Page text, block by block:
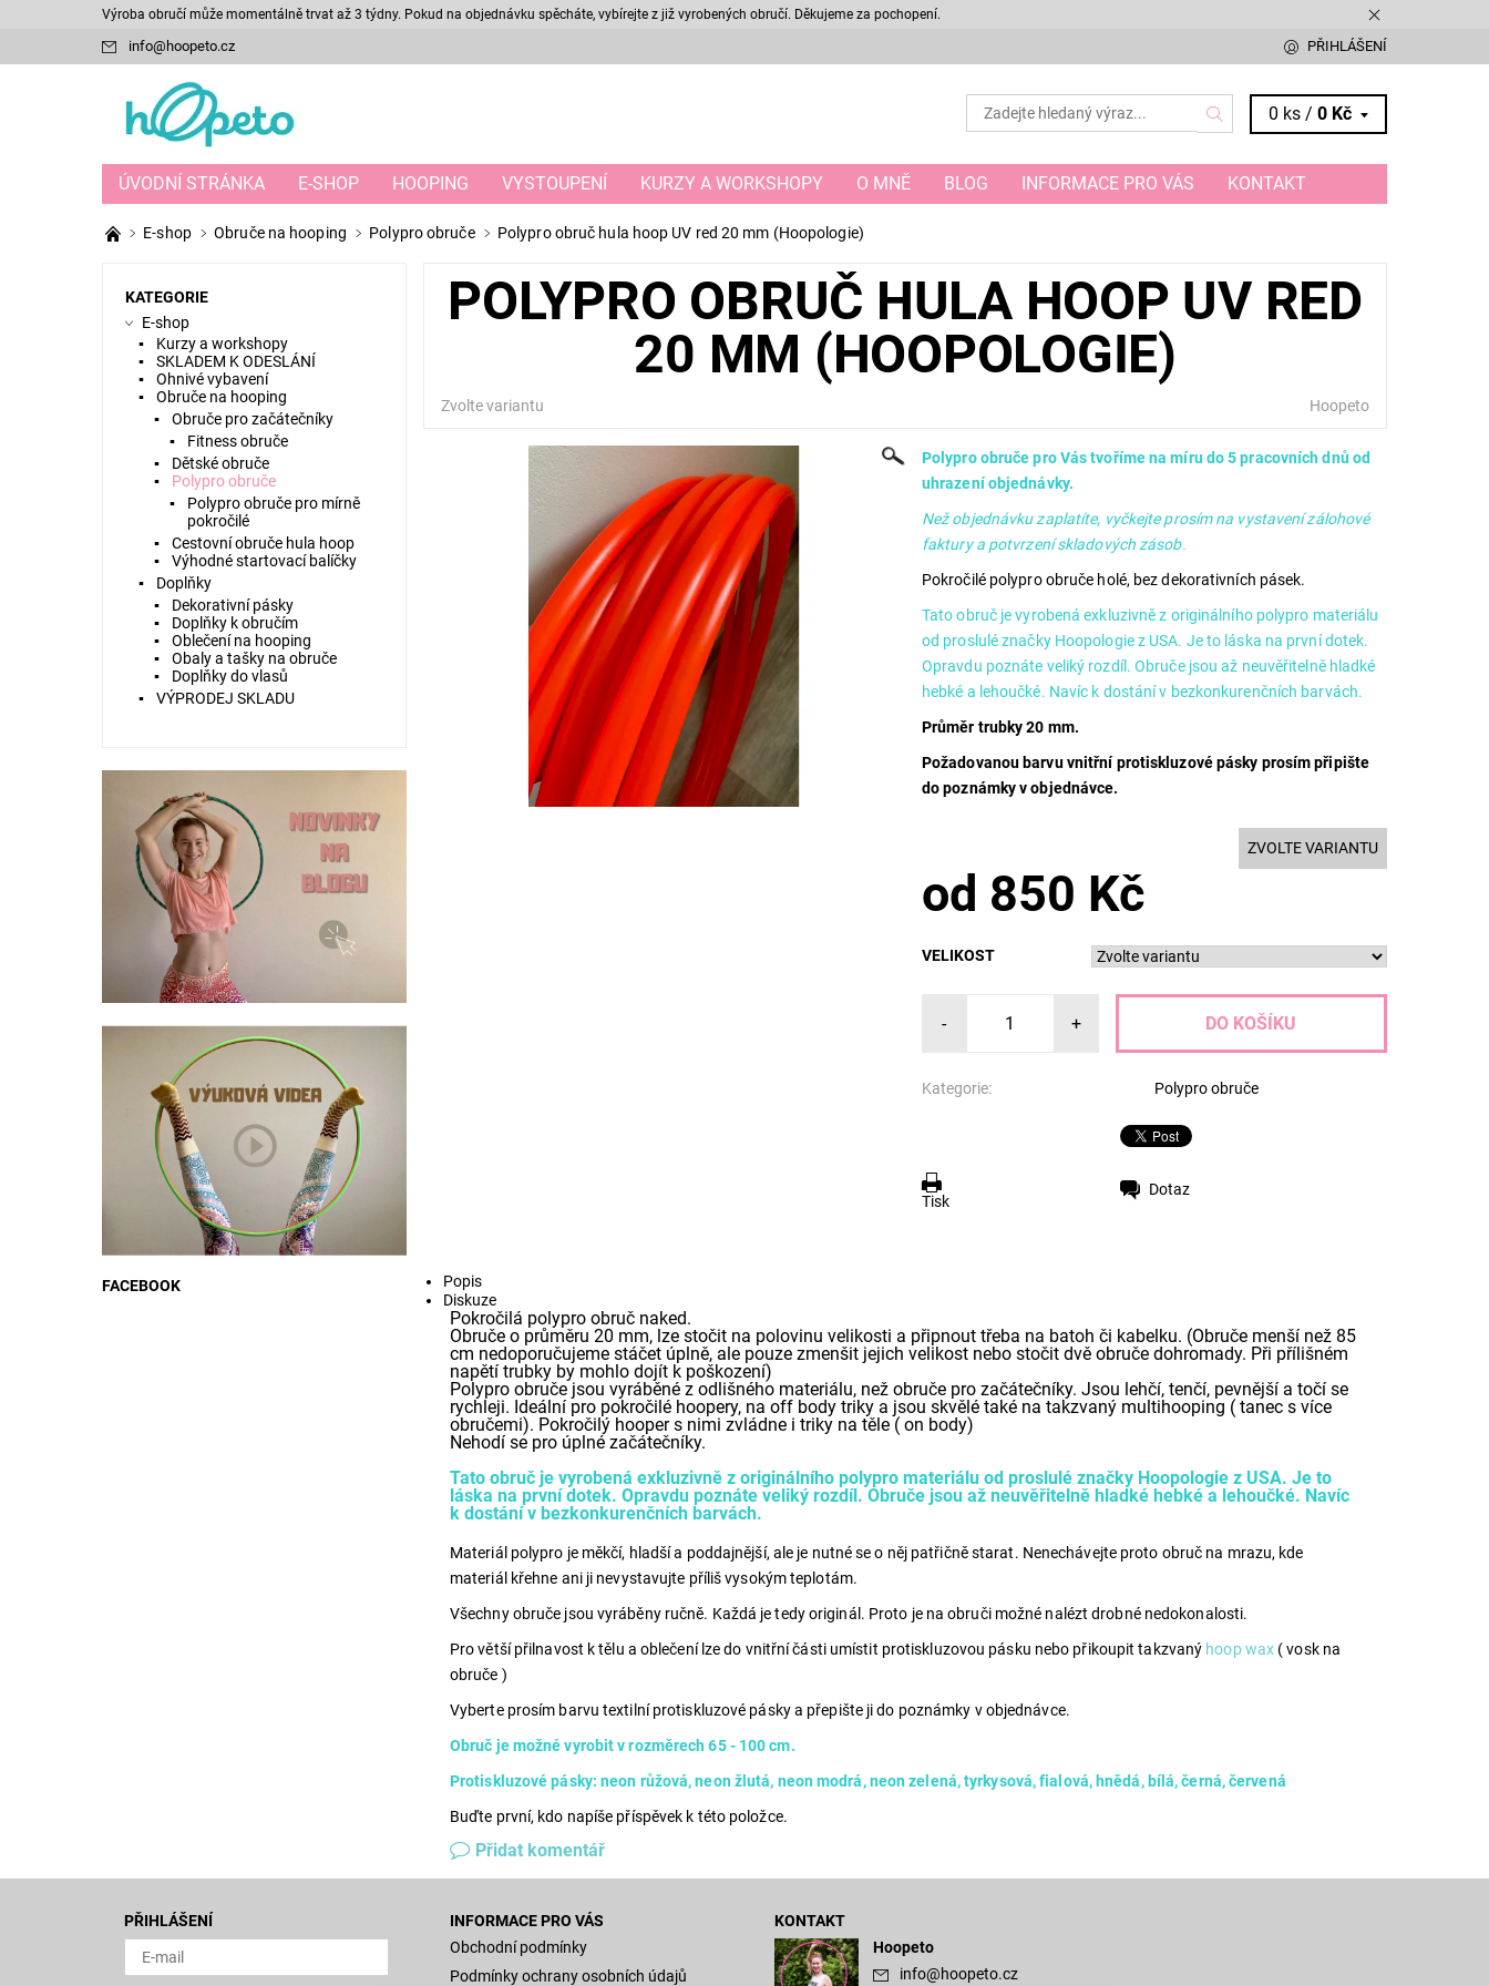
Výroba obručí může momentálně trvat až 3 týdny. Pokud na objednávku spěcháte, vybírejte z již vyrobených obručí. Děkujeme za pochopení.
info@ hoopeto.cz PŘIHLÁŠENÍ
0 ks /0 Kč
ÚVODNÍ STRÁNKA E-SHOP HOOPING VYSTOUPENÍ KURZY A WORKSHOPY O MNĚ BLOG INFORMACE PRO VÁS KONTAKT
E-shop Obruče na hooping Polypro obruče Polypro obruč hula hoop UV red 20 mm (Hoopologie)
POLYPRO OBRUČ HULA HOOP UV RED
20 MM (HOOPOLOGIE)
Zvolte variantu Hoopeto
Polypro obruče pro Vás tvoříme na míru do 5 pracovních dnů od
uhrazení objednávky.
Než objednávku zaplatíte, vyčkejte prosím na vystavení zálohové
faktury a potvrzení skladových zásob.
Pokročilé polypro obruče holé, bez dekorativních pásek.
Tato obruč je vyrobená exkluzivně z originálního polypro materiálu
od proslulé značky Hoopologie z USA. Je to láska na první dotek.
Opravdu poznáte veliký rozdíl. Obruče jsou až neuvěřitelně hladké
hebké a lehoučké. Navíc k dostání v bezkonkurenčních barvách.
Průměr trubky 20 mm.
Požadovanou barvu vnitřní protiskluzové pásky prosím připište
do poznámky v objednávce.
ZVOLTE VARIANTU
od 850 Kč
VELIKOST
- +
Kategorie: Polypro obruče
Tisk
Dotaz
Popis
Diskuze
Pokročilá polypro obruč naked.
Obruče o průměru 20 mm, lze stočit na polovinu velikosti a připnout třeba na batoh či kabelku. (Obruče menší než 85
cm nedoporučujeme stáčet úplně, ale pouze zmenšit jejich velikost nebo stočit dvě obruče dohromady. Při přílišném
napětí trubky by mohlo dojít k poškození)
Polypro obruče jsou vyráběné z odlišného materiálu, než obruče pro začátečníky. Jsou lehčí, tenčí, pevnější a točí se
rychleji. Ideální pro pokročilé hoopery, na off body triky a jsou skvělé také na takzvaný multihooping ( tanec s více
obručemi). Pokročilý hooper s nimi zvládne i triky na těle ( on body)
Nehodí se pro úplné začátečníky.
Tato obruč je vyrobená exkluzivně z originálního polypro materiálu od proslulé značky Hoopologie z USA. Je to
láska na první dotek. Opravdu poznáte veliký rozdíl. Obruče jsou až neuvěřitelně hladké hebké a lehoučké. Navíc
k dostání v bezkonkurenčních barvách.
Materiál polypro je měkčí, hladší a poddajnější, ale je nutné se o něj patřičně starat. Nenechávejte proto obruč na mrazu, kde
materiál křehne ani ji nevystavujte příliš vysokým teplotám.
Všechny obruče jsou vyráběny ručně. Každá je tedy originál. Proto je na obruči možné nalézt drobné nedokonalosti.
Pro větší přilnavost k tělu a oblečení lze do vnitřní části umístit protiskluzovou pásku nebo přikoupit takzvaný hoop wax ( vosk na
obruče )
Vyberte prosím barvu textilní protiskluzové pásky a přepište ji do poznámky v objednávce.
Obruč je možné vyrobit v rozměrech 65 - 100 cm.
Protiskluzové pásky: neon růžová, neon žlutá, neon modrá, neon zelená, tyrkysová, fialová, hnědá, bílá, černá, červená
Buďte první, kdo napíše příspěvek k této položce.
Přidat komentář
KATEGORIE
E-shop
Kurzy a workshopy
SKLADEM K ODESLÁNÍ
Ohnivé vybavení
Obruče na hooping
Obruče pro začátečníky
Fitness obruče
Dětské obruče
Polypro obruče
Polypro obruče pro mírně
pokročilé
Cestovní obruče hula hoop
Výhodné startovací balíčky
Doplňky
Dekorativní pásky
Doplňky k obručím
Oblečení na hooping
Obaly a tašky na obruče
Doplňky do vlasů
VÝPRODEJ SKLADU
FACEBOOK
PŘIHLÁŠENÍ
INFORMACE PRO VÁS
Obchodní podmínky
Podmínky ochrany osobních údajů
KONTAKT
Hoopeto
info@hoopeto.cz